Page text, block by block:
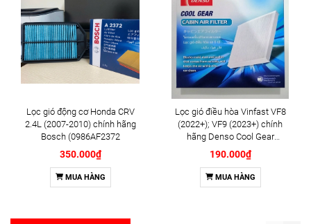
Lọc gió động cơ Honda CRV
2.4L (2007-2010) chính hãng
Bosch (0986AF2372
350.000₫
MUA HÀNG
Lọc gió điều hòa Vinfast VF8
(2022+); VF9 (2023+) chính
hãng Denso Cool Gear
(DI145520-5030)
190.000₫
MUA HÀNG